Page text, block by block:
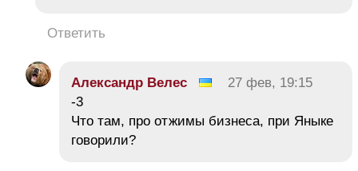
Ответить
Александр Велес
27 фев, 19:15
-3
Что там, про отжимы бизнеса, при Яныке
говорили?